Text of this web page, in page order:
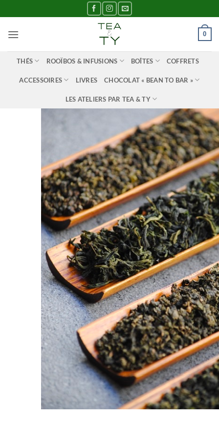
au
contenu
0
THÉS ROOÏBOS & INFUSIONS BOÎTES COFFRETS
ACCESSOIRES LIVRES CHOCOLAT « BEAN TO BAR »
LES ATELIERS PAR TEA & TY